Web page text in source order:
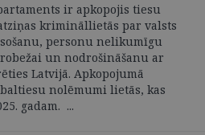
ir apkopojis tiesu
krimināllietās par valsts
personu nelikumīgu
un nodrošināšanu ar
Latvijā. Apkopojumā
nolēmumi lietās, kas
gadam. ...